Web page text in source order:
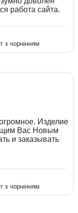
работа сайта.
з чорнінням
Изделие
Вас Новым
и заказывать
з чорнінням